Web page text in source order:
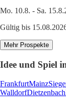
Mo. 10.8. - Sa.
Gültig bis
Mehr Prospekte
Idee und Spiel
FrankfurtMainz
WalldorfDietzenbach